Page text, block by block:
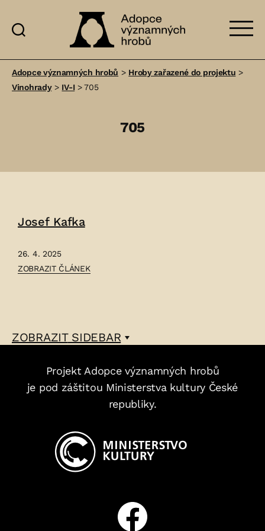
významných
Adopce významných hrobů > Hroby zařazené do projektu >
Vinohrady> IV-I>705
705
Josef Kafka
26. 4. 2025
ČLÁNEK:
ZOBRAZIT ČLÁNEK
ZOBRAZITSIDEBAR
Projekt Adopce významných hrobů
je pod záštitou Ministerstva kultury České
republiky.
Facebook